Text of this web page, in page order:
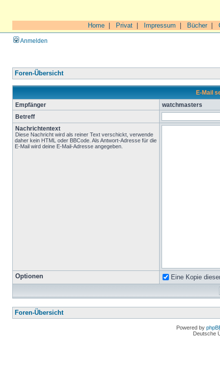
Home Privat Impressum Bücher|
Anmelden
Foren-Übersicht
E-Mail
Empfänger
watchmasters
Betreff
Nachrichtentext
Diese Nachricht wird als reiner Text verschickt, verwende
daher kein HTML oder BBCode. Als Antwort-Adresse für die
E-Mail wird deine E-Mail-Adresse angegeben.
Optionen Eine Kopie
Foren-Übersicht
Powered by
Deutsche